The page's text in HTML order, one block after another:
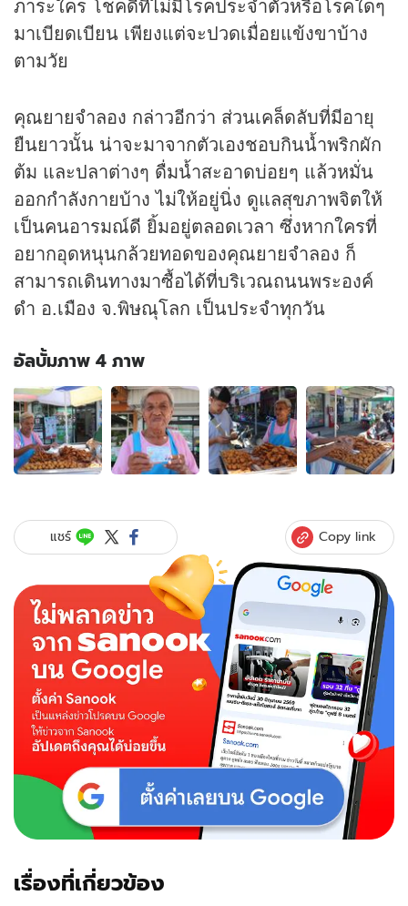
มาเบียดเบียน เพียงแต่จะปวดเมื่อยแข้งขาบ้าง
ตามวัย
คุณยายจำลอง กล่าวอีกว่า ส่วนเคล็ดลับที่มีอายุ
ยืนยาวนั้น น่าจะมาจากตัวเองชอบกินน้ำพริกผัก
ต้ม และปลาต่างๆ ดื่มน้ำสะอาดบ่อยๆ แล้วหมั่น
ออกกำลังกายบ้าง ไม่ให้อยู่นิ่ง ดูแลสุขภาพจิตให้
เป็นคนอารมณ์ดี ยิ้มอยู่ตลอดเวลา ซึ่งหากใครที่
อยากอุดหนุนกล้วยทอดของคุณยายจำลอง ก็
สามารถเดินทางมาซื้อได้ที่บริเวณถนนพระองค์
ดำ อ.เมือง จ.พิษณุโลก เป็นประจำทุกวัน
อัลบั้มภาพ 4 ภาพ
อัลบั้ม
ภาพ
4
ภาพ
ของ
แจ๋ว!
คุณ
อายุ
ยืน
เดิน
เข็น
ขาย
กล้วย
ทอด
เคล็ด
สุขภาพ
ดี
แชร์ Copy link
เรื่องที่เกี่ยวข้อง